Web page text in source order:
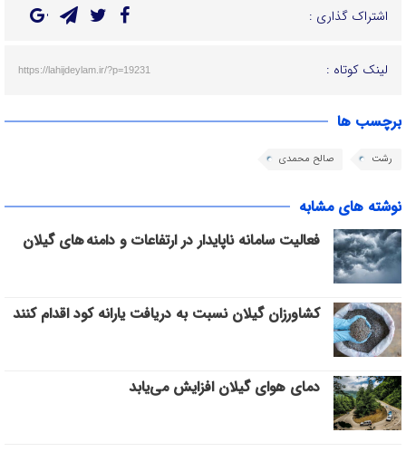
اشتراک گذاری :
لینک کوتاه : https://lahijdeylam.ir/?p=19231
برچسب ها
رشت صالح محمدی
نوشته های مشابه
فعالیت سامانه ناپایدار در ارتفاعات و دامنه های گیلان
کشاورزان گیلان نسبت به دریافت یارانه کود اقدام کنند
دمای هوای گیلان افزایش می‌یابد